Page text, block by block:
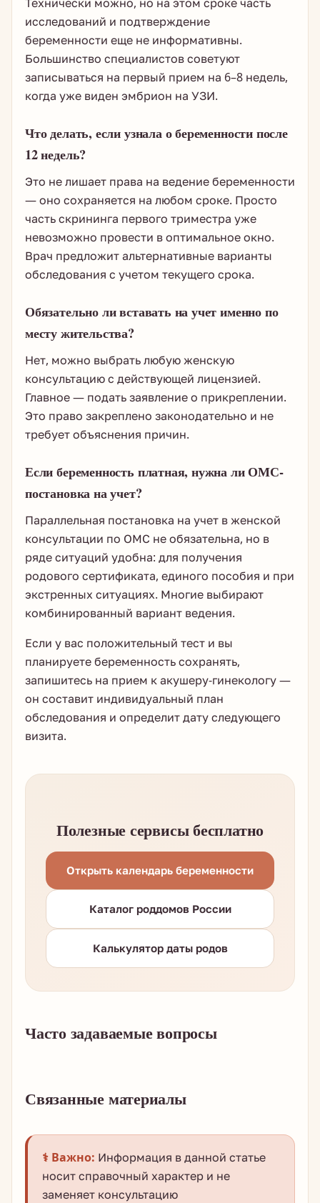
исследований и подтверждение
беременности еще не информативны.
Большинство специалистов советуют
записываться на первый прием на 6–8 недель,
когда уже виден эмбрион на УЗИ.
Что делать, если узнала о беременности после
12 недель?
Это не лишает права на ведение беременности
— оно сохраняется на любом сроке. Просто
часть скрининга первого триместра уже
невозможно провести в оптимальное окно.
Врач предложит альтернативные варианты
обследования с учетом текущего срока.
Обязательно ли вставать на учет именно по
месту жительства?
Нет, можно выбрать любую женскую
консультацию с действующей лицензией.
Главное — подать заявление о прикреплении.
Это право закреплено законодательно и не
требует объяснения причин.
Если беременность платная, нужна ли ОМС-
постановка на учет?
Параллельная постановка на учет в женской
консультации по ОМС не обязательна, но в
ряде ситуаций удобна: для получения
родового сертификата, единого пособия и при
экстренных ситуациях. Многие выбирают
комбинированный вариант ведения.
Если у вас положительный тест и вы
планируете беременность сохранять,
запишитесь на прием к акушеру-гинекологу —
он составит индивидуальный план
обследования и определит дату следующего
визита.
Полезные сервисы бесплатно
Открыть календарь беременности
Каталог роддомов России
Калькулятор даты родов
Часто задаваемые вопросы
Связанные материалы
⚕️ Важно: Информация в данной статье
носит справочный характер и не
заменяет консультацию